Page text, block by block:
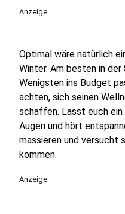
Anzeige
Optimal wäre natürlich
Winter. Am besten in der
Wenigsten ins Budget
achten, sich seinen
schaffen. Lasst euch
Augen und hört
massieren und versucht
kommen.
Anzeige